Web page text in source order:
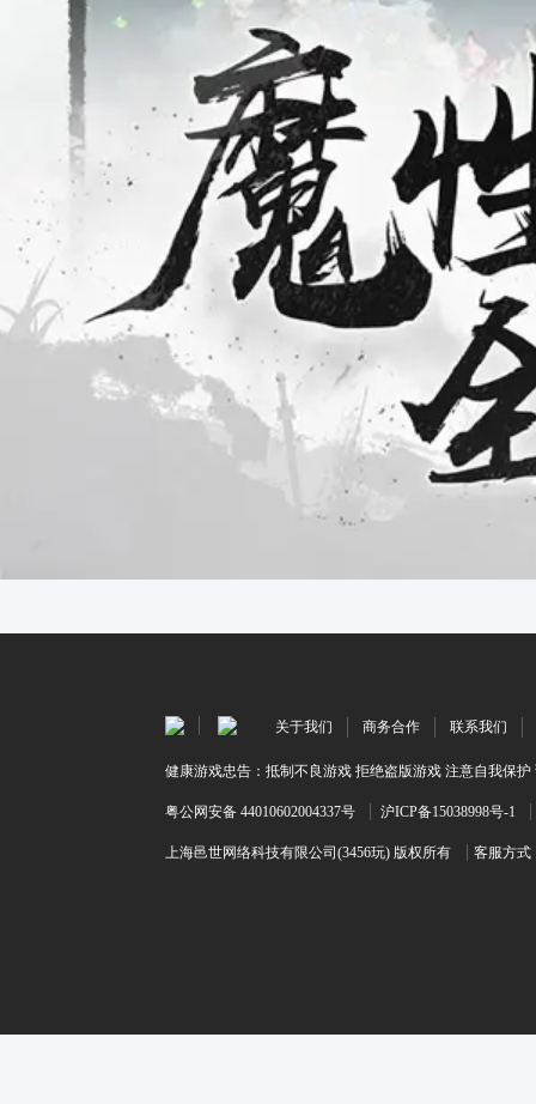
关于我们 商务合作 联系我们
健康游戏忠告：抵制不良游戏 拒绝盗版游戏 注意自我保
粤公网安备 44010602004337号 沪ICP备15038998号-1
上海邑世网络科技有限公司(3456玩) 版权所有 客服方式